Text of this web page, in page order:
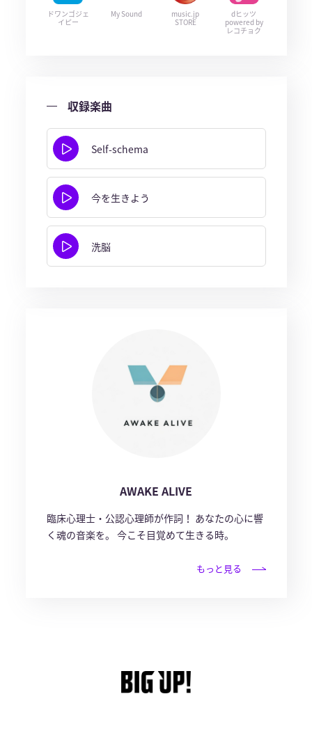
ドワンゴジェ
イピー
My Sound
music.jp
STORE
dヒッツ
powered by
レコチョク
収録楽曲
Self-schema
今を生きよう
洗脳
AWAKE ALIVE
臨床心理士・公認心理師が作詞！ あなたの心に響
く魂の音楽を。 今こそ目覚めて生きる時。
もっと見る